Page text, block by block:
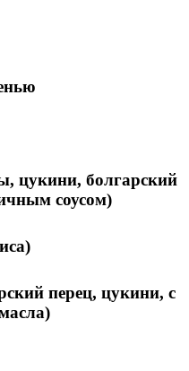
цукини, болгарский
соусом)
перец, цукини, с